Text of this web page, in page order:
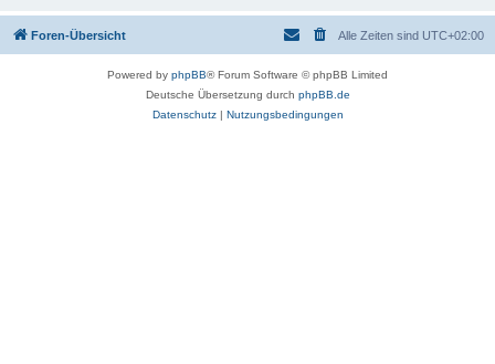
Foren-Übersicht Alle Zeiten sind UTC+02:00
Powered by phpBB® Forum Software © phpBB Limited
Deutsche Übersetzung durch phpBB.de
Datenschutz| Nutzungsbedingungen